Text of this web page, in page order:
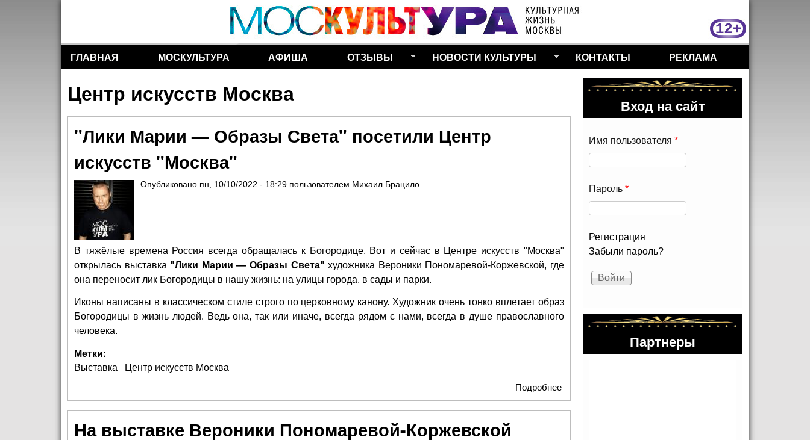
Перейти к основному
содержанию
Разделы сайта
ГЛАВНАЯ МОСКУЛЬТУРА АФИША ОТЗЫВЫ НОВОСТИ КУЛЬТУРЫ КОНТАКТЫ РЕКЛАМА
Центр искусств Москва
"Лики Марии — Образы Света" посетили Центр
искусств "Москва"
Опубликовано пн, 10/10/2022 - 18:29 пользователем Михаил Брацило
В тяжёлые времена Россия всегда обращалась к Богородице. Вот и сейчас в Центре искусств "Москва"
открылась выставка "Лики Марии — Образы Света" художника Вероники Пономаревой-Коржевской, где
она переносит лик Богородицы в нашу жизнь: на улицы города, в сады и парки.
Иконы написаны в классическом стиле строго по церковному канону. Художник очень тонко вплетает образ
Богородицы в жизнь людей. Ведь она, так или иначе, всегда рядом с нами, всегда в душе православного
человека.
Метки:
Выставка
Центр искусств Москва
Подробнее
"Москва"
На выставке Вероники Пономаревой-Коржевской
Вход на сайт
Имя пользователя *
Пароль *
Регистрация
Забыли пароль?
Партнеры